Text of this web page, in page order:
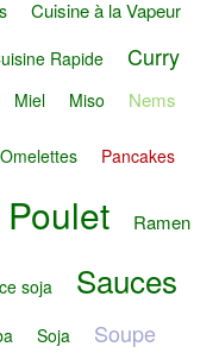
Cuisine à la Vapeur
Rapide Curry
Miel Miso Nems
Omelettes Pancakes
Poulet Ramen
soja Sauces
Soja Soupe